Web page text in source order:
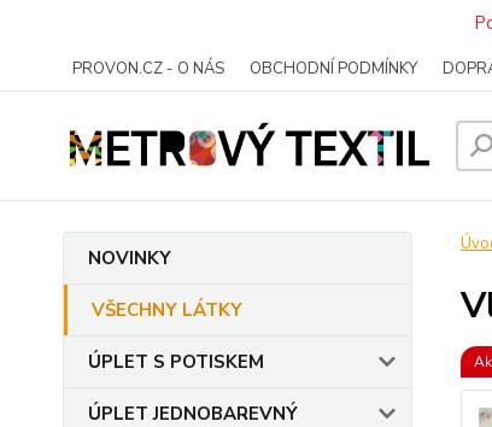
PROVON.CZ - O NÁS OBCHODNÍ PODMÍNKY
NOVINKY
VŠECHNY LÁTKY
ÚPLET S POTISKEM
ÚPLET JEDNOBAREVNÝ